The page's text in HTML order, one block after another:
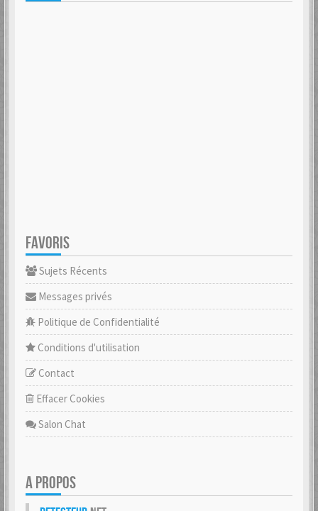
FAVORIS
Sujets Récents
Messages privés
Politique de Confidentialité
Conditions d'utilisation
Contact
Effacer Cookies
Salon Chat
A PROPOS